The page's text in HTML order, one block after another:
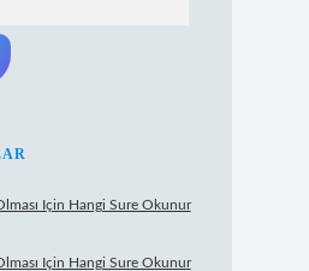
Için Hangi Sure Okunur
Için Hangi Sure Okunur